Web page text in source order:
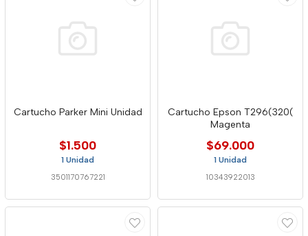
Cartucho Parker Mini Unidad
$1.500
1 Unidad
3501170767221
Cartucho Epson T296(320(
Magenta
$69.000
1 Unidad
10343922013